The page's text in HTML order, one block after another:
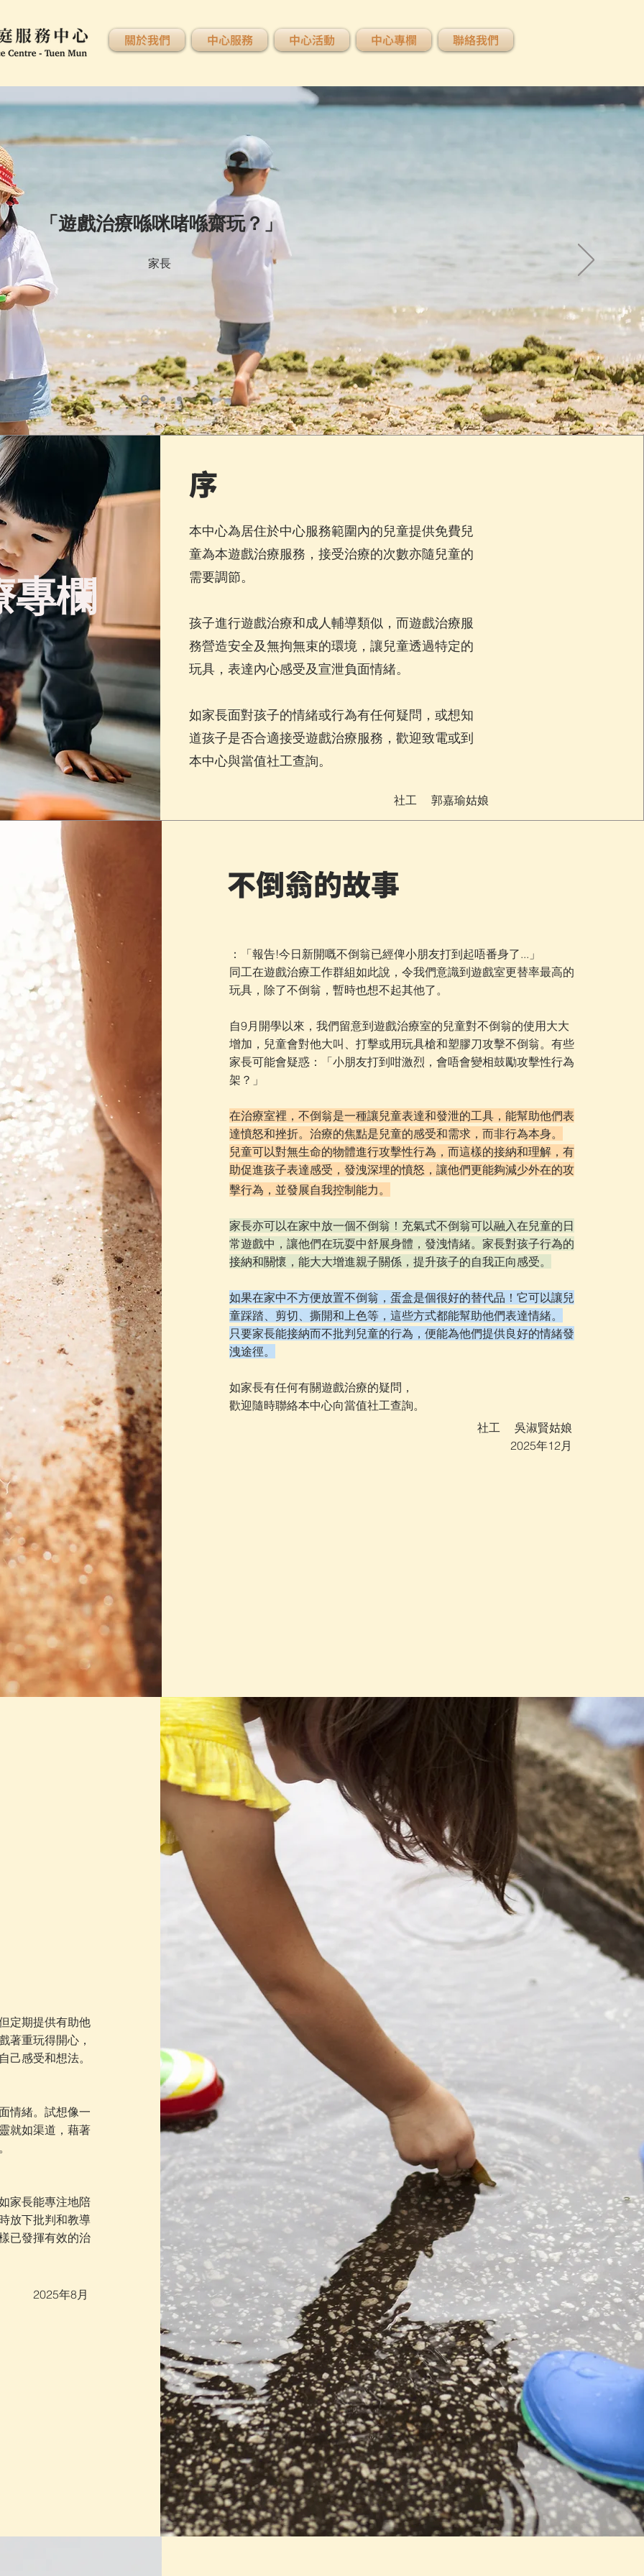
關於我們 中心服務 中心活動 中心專欄 聯絡我們
「遊戲治療喺咪啫喺齋玩？」
家長
專欄
​序
本中心為居住於中心服務範圍內的兒童提供免費兒
童為本遊戲治療服務，接受治療的次數亦隨兒童的
需要調節。
孩子進行遊戲治療和成人輔導類似，而遊戲治療服
務營造安全及無拘無束的環境，讓兒童透過特定的
玩具，表達內心感受及宣泄負面情緒。
如家長面對孩子的情緒或行為有任何疑問，或想知
道孩子是否合適接受遊戲治療服務，歡迎致電或到
本中心與當值社工查詢。
社工 郭嘉瑜姑娘
不倒翁的故事
：「報告!今日新開嘅不倒翁已經俾小朋友打到起唔番身了...」
同工在遊戲治療工作群組如此說，令我們意識到遊戲室更替率最高的
玩具，除了不倒翁，暫時也想不起其他了。
自9月開學以來，我們留意到遊戲治療室的兒童對不倒翁的使用大大
增加，兒童會對他大叫、打擊或用玩具槍和塑膠刀攻擊不倒翁。有些
家長可能會疑惑：「小朋友打到咁激烈，會唔會變相鼓勵攻擊性行為
架？」
在治療室裡，不倒翁是一種讓兒童表達和發泄的工具，能幫助他們表
達憤怒和挫折。治療的焦點是兒童的感受和需求，而非行為本身。
兒童可以對無生命的物體進行攻擊性行為，而這樣的接納和理解，有
助促進孩子表達感受，發洩深埋的憤怒，讓他們更能夠減少外在的攻
擊行為，並發展自我控制能力。
家長亦可以在家中放一個不倒翁！充氣式不倒翁可以融入在兒童的日
常遊戲中，讓他們在玩耍中舒展身體，發洩情緒。家長對孩子行為的
接納和關懷，能大大增進親子關係，提升孩子的自我正向感受。
如果在家中不方便放置不倒翁，蛋盒是個很好的替代品！它可以讓兒
童踩踏、剪切、撕開和上色等，這些方式都能幫助他們表達情緒。
只要家長能接納而不批判兒童的行為，便能為他們提供良好的情緒發
洩途徑。
如家長有任何有關遊戲治療的疑問，
歡迎隨時聯絡本中心向當值社工查詢。
社工 吳淑賢姑娘
2025年12月
定期提供有助他
著重玩得開心，
己感受和想法。
情緒。試想像一
就如渠道，藉著
家長能專注地陪
放下批判和教導
已發揮有效的治
2025年8月